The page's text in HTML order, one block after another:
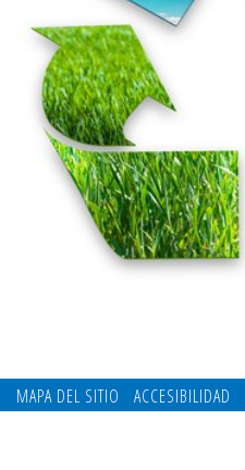
MAPA DEL SITIO ACCESIBILIDAD